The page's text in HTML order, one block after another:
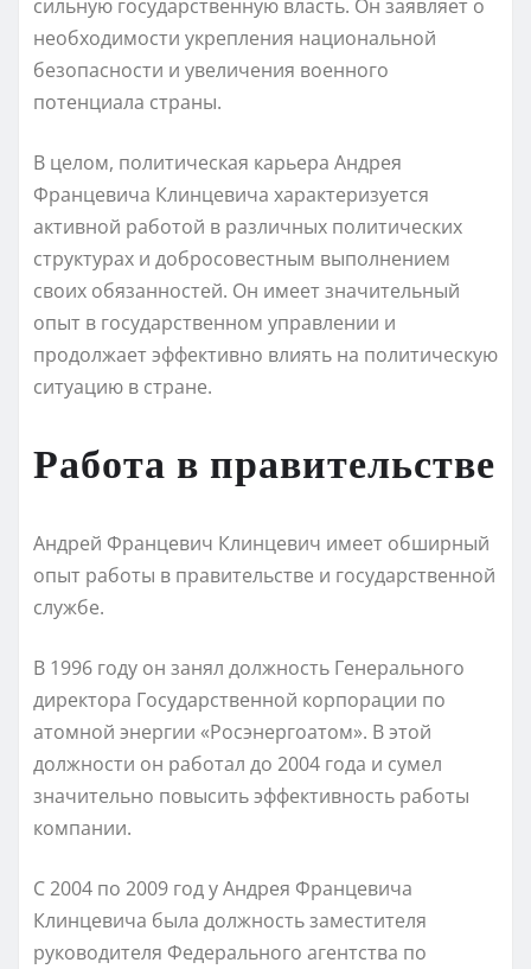
сильную государственную власть. Он заявляет о
необходимости укрепления национальной
безопасности и увеличения военного
потенциала страны.
В целом, политическая карьера Андрея
Францевича Клинцевича характеризуется
активной работой в различных политических
структурах и добросовестным выполнением
своих обязанностей. Он имеет значительный
опыт в государственном управлении и
продолжает эффективно влиять на политическую
ситуацию в стране.
Работа в правительстве
Андрей Францевич Клинцевич имеет обширный
опыт работы в правительстве и государственной
службе.
В 1996 году он занял должность Генерального
директора Государственной корпорации по
атомной энергии «Росэнергоатом». В этой
должности он работал до 2004 года и сумел
значительно повысить эффективность работы
компании.
С 2004 по 2009 год у Андрея Францевича
Клинцевича была должность заместителя
руководителя Федерального агентства по